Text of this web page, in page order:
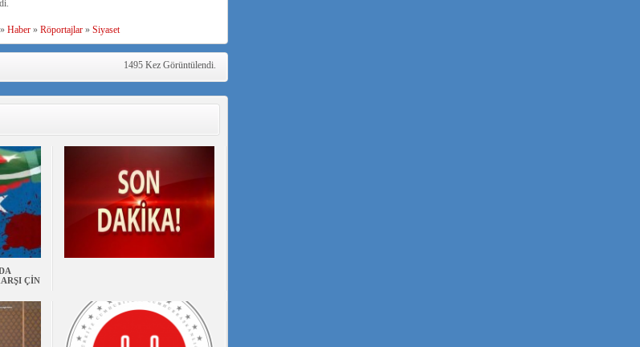
Haber» Röportajlar» Siyaset
1495 Kez Görüntülendi.
ÇİN